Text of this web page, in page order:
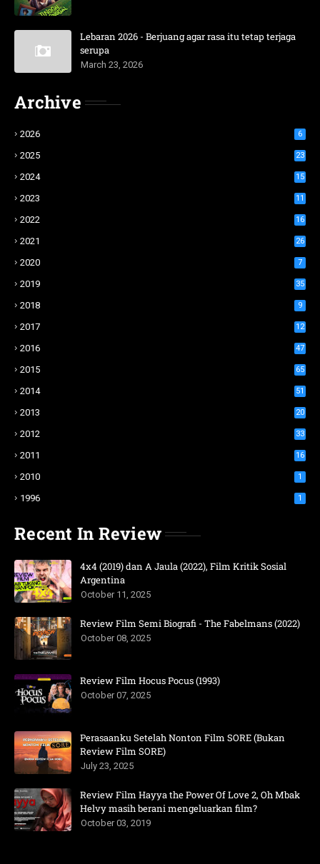
Lebaran 2026 - Berjuang agar rasa itu tetap terjaga
serupa
March 23, 2026
Archive
2026 6
2025 23
2024 15
2023 11
2022 16
2021 26
2020 7
2019 35
2018 9
2017 12
2016 47
2015 65
2014 51
2013 20
2012 33
2011 16
2010 1
1996 1
Recent In Review
4x4 (2019) dan A Jaula (2022), Film Kritik Sosial
Argentina
October 11, 2025
Review Film Semi Biografi - The Fabelmans (2022)
October 08, 2025
Review Film Hocus Pocus (1993)
October 07, 2025
Perasaanku Setelah Nonton Film SORE (Bukan
Review Film SORE)
July 23, 2025
Review Film Hayya the Power Of Love 2, Oh Mbak
Helvy masih berani mengeluarkan film?
October 03, 2019